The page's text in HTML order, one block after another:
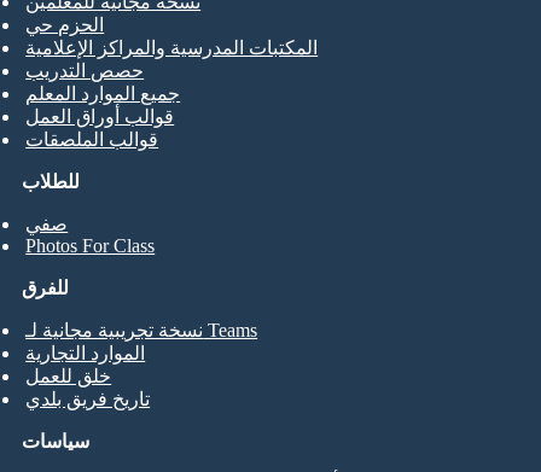
للطلاب
صفي
Photos For Class
الحزم حي
المكتبات المدرسية والمراكز الإعلامية
حصص التدريب
جميع الموارد المعلم
قوالب أوراق العمل
قوالب الملصقات
للفرق
نسخة تجريبية مجانية لـ Teams
الموارد التجارية
خلق للعمل
تاريخ فريق بلدي
سياسات